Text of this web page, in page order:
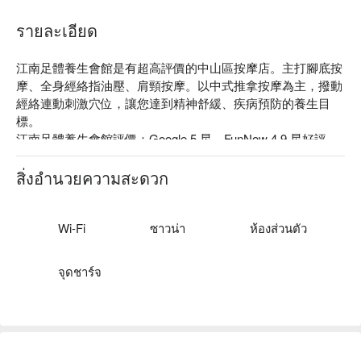
รายละเอียด
江南足體養生會館是有超高評價的中山區按摩店。主打腳底按
摩、全身經絡指油壓、肩頸按摩。以中式推拿按摩為主，撥動
經絡連動刺激穴位，讓您達到精神舒緩、疾病預防的養生目
標。
江南足體養生會館評價：Google 5 星、FunNow 4.9 星好評
江南足體養生會館的師傅們會進行定期的復訓制度，手法、力
道精準到位，且提供遠紅外線人體蒸箱，讓您按摩完後再加強
江南足體養生會館預約、江南足體養生會館價格、江南足體養
สิ่งอำนวยความสะดวก
Wi-Fi ซาวน่า ห้องส่วนตัว
จุดชาร์จ